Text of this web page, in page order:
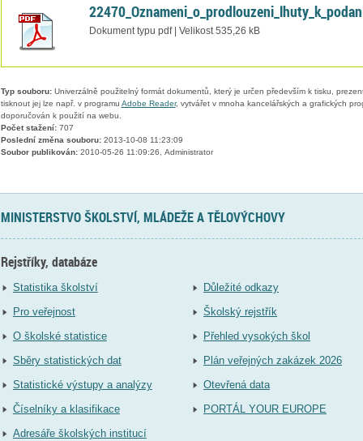
Dokument typu pdf | Velikost 535,26 kB
Typ souboru:Univerzálně použitelný formát dokumentů, který je určen především k tisku,
tisknout jej lze např. v programu Adobe Reader, vytvářet v mnoha kancelářských a grafických
doporučován k použití na webu.
Počet stažení:707
Poslední změna souboru:2013-10-08 11:23:09
Soubor publikován:2010-05-26 11:09:26, Administrator
MINISTERSTVO ŠKOLSTVÍ, MLÁDEŽE A TĚLOVÝCHOVY
Rejstříky, databáze
Statistika školství
Pro veřejnost
O školské statistice
Sběry statistických dat
Statistické výstupy a analýzy
Číselníky a klasifikace
Adresáře školských institucí
Důležité odkazy
Školský rejstřík
Přehled vysokých škol
Plán veřejných zakázek 2026
Otevřená data
PORTÁL YOUR EUROPE